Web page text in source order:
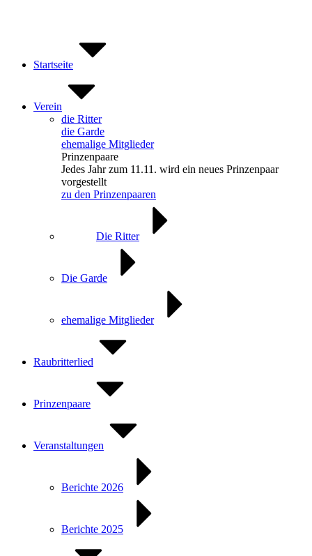
Startseite
Verein
die Ritter
die Garde
ehemalige Mitglieder
Prinzenpaare
Jedes Jahr zum 11.11. wird ein neues Prinzenpaar
vorgestellt
zu den Prinzenpaaren
Die Ritter
Die Garde
ehemalige Mitglieder
Raubritterlied
Prinzenpaare
Veranstaltungen
Berichte 2026
Berichte 2025